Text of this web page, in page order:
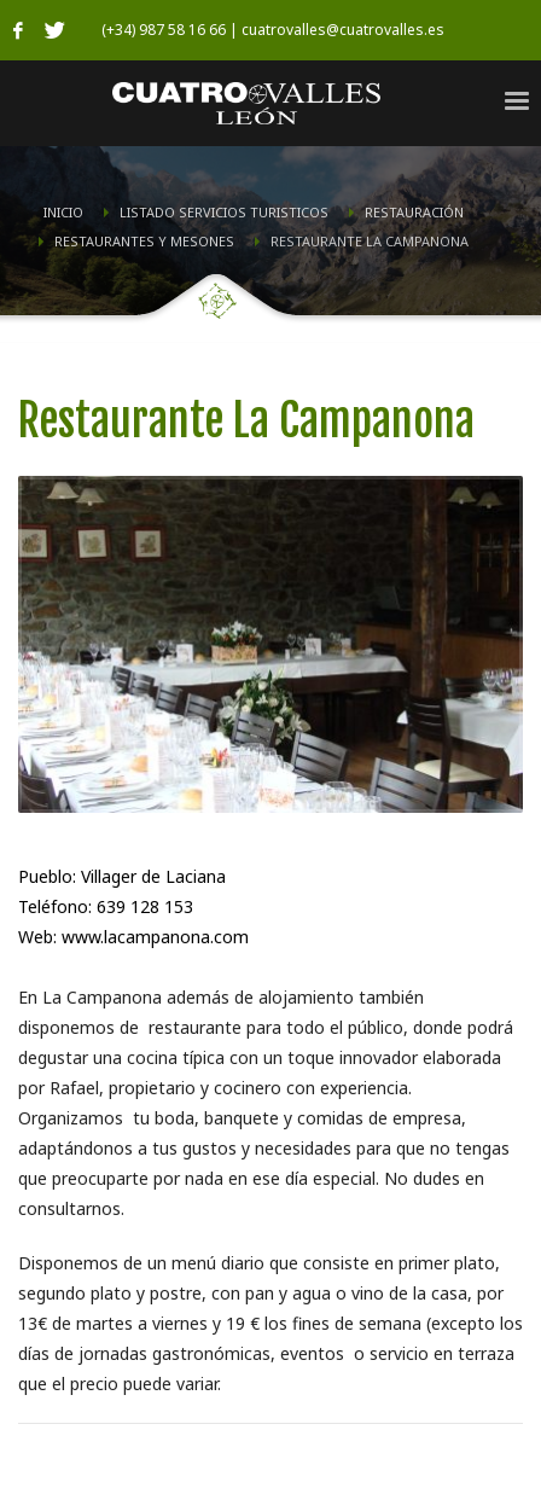
(+34) 987 58 16 66 | cuatrovalles@cuatrovalles.es
INICIO LISTADO SERVICIOS TURISTICOS
RESTAURACIÓN
RESTAURANTES Y MESONES
RESTAURANTE LA CAMPANONA
Restaurante La Campanona
Pueblo: Villager de Laciana
Teléfono: 639 128 153
Web: www.lacampanona.com
En La Campanona además de alojamiento también
disponemos de restaurante para todo el público, donde podrá
degustar una cocina típica con un toque innovador elaborada
por Rafael, propietario y cocinero con experiencia.
Organizamos tu boda, banquete y comidas de empresa,
adaptándonos a tus gustos y necesidades para que no tengas
que preocuparte por nada en ese día especial. No dudes en
consultarnos.
Disponemos de un menú diario que consiste en primer plato,
segundo plato y postre, con pan y agua o vino de la casa, por
13€ de martes a viernes y 19 € los fines de semana (excepto los
días de jornadas gastronómicas, eventos o servicio en terraza
que el precio puede variar.